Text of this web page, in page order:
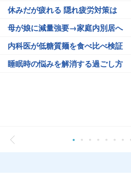
休みだが疲れる 隠れ疲労対策は
母が娘に減量強要→家庭内別居へ
内科医が低糖質麺を食べ比べ検証
睡眠時の悩みを解消する過ごし方